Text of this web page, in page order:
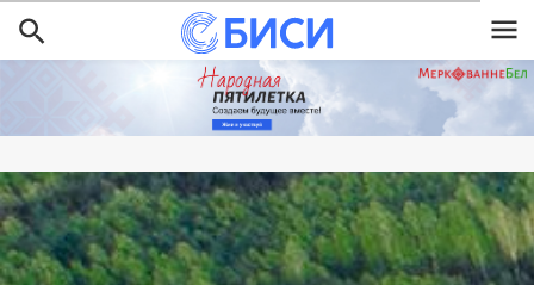
Перейти
к
основному
содержанию